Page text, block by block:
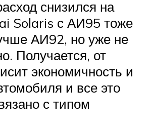
снизился на
Solaris с АИ95 тоже
АИ92, но уже не
Получается, от
экономичность и
и все это
с типом